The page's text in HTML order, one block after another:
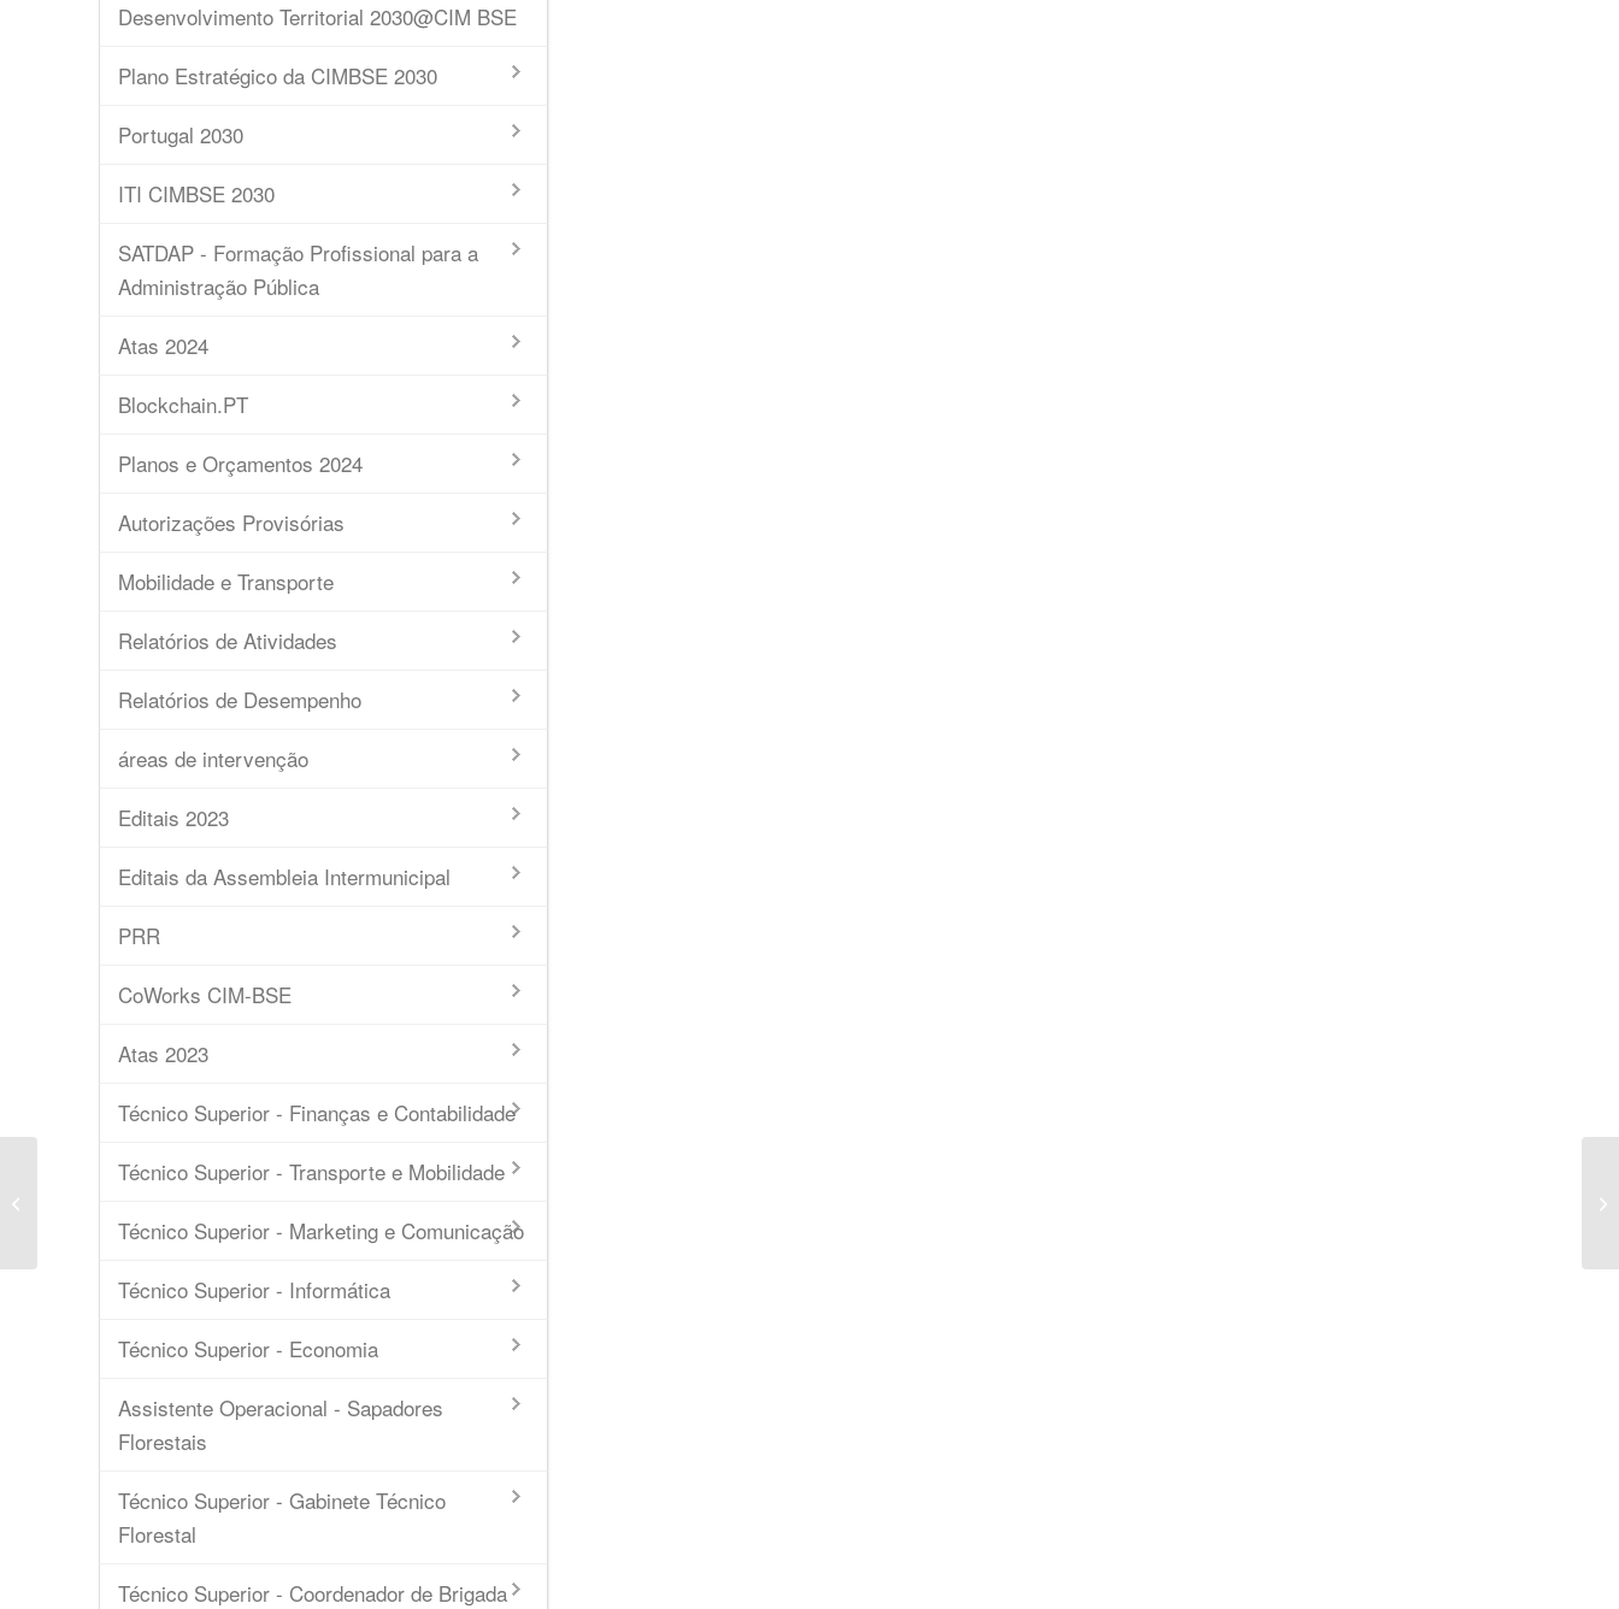
Desenvolvimento Territorial 2030@CIM BSE
Plano Estratégico da CIMBSE 2030
Portugal 2030
ITI CIMBSE 2030
SATDAP - Formação Profissional para a
Administração Pública
Atas 2024
Blockchain.PT
Planos e Orçamentos 2024
Autorizações Provisórias
Mobilidade e Transporte
Relatórios de Atividades
Relatórios de Desempenho
áreas de intervenção
Editais 2023
Editais da Assembleia Intermunicipal
PRR
CoWorks CIM-BSE
Atas 2023
Técnico Superior - Finanças e Contabilidade
Técnico Superior - Transporte e Mobilidade
Técnico Superior - Marketing e Comunicação
Técnico Superior - Informática
Técnico Superior - Economia
Assistente Operacional - Sapadores
Florestais
Técnico Superior - Gabinete Técnico
Florestal
Técnico Superior - Coordenador de Brigada
Ata nº14 – 2016 – Conselho